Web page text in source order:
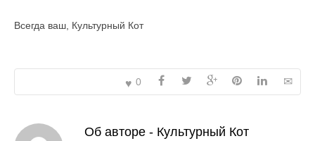
Всегда ваш, Культурный Кот
0
Об авторе - Культурный Кот